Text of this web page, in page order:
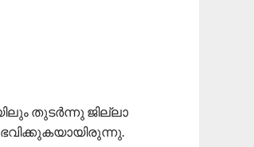
തുടർന്നു ജില്ലാ